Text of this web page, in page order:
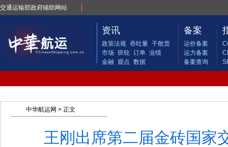
交通运输部政府辅助网站
资讯
政策法规 吞吐量 干散货
市场 班轮 订单 业绩
金融 观点 数据
备案
运价备案
运力备案
备案查询
中华航运网 > 正文
王刚出席第二届金砖国家